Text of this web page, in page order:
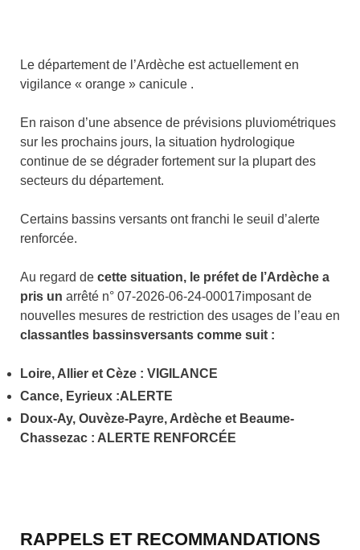
Le département de l’Ardèche est actuellement en
vigilance « orange » canicule .
En raison d’une absence de prévisions pluviométriques
sur les prochains jours, la situation hydrologique
continue de se dégrader fortement sur la plupart des
secteurs du département.
Certains bassins versants ont franchi le seuil d’alerte
renforcée.
Au regard de cette situation, e préfet de l’Ardèche a
pris un arrêté n° 07-2026-06-24-00017imposant de
nouvelles mesures de restriction des usages de l’eau en
classant les bassinsversants comme suit :
Loire, Allier et Cèze : VIGILANCE
Cance, Eyrieux :ALERTE
Doux-Ay, Ouvèze-Payre, Ardèche et Beaume-
Chassezac : ALERTE RENFORCÉE
RAPPELS ET RECOMMANDATIONS